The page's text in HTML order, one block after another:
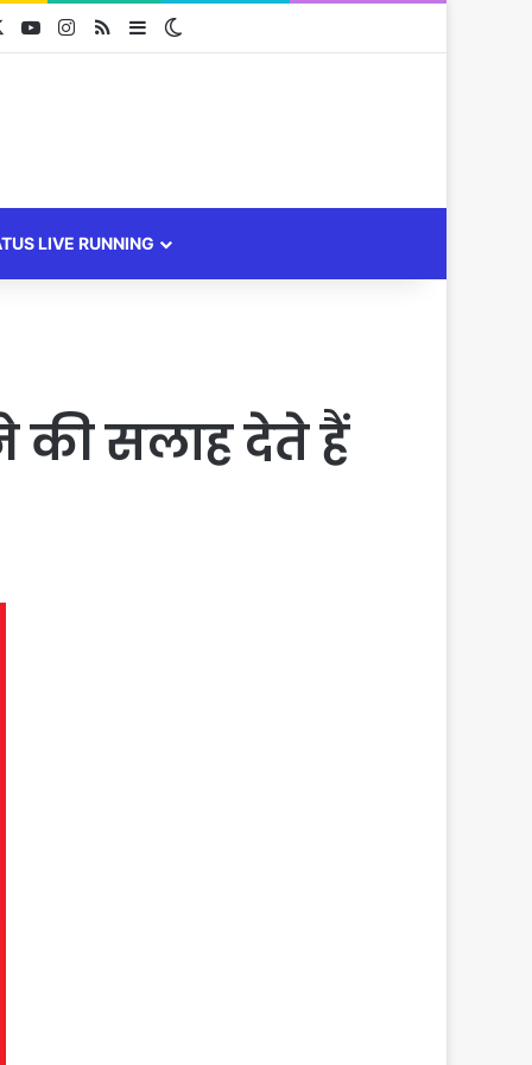
YouTubeInstagram
RSS Sidebar
LIVE RUNNING
की सलाह देते हैं